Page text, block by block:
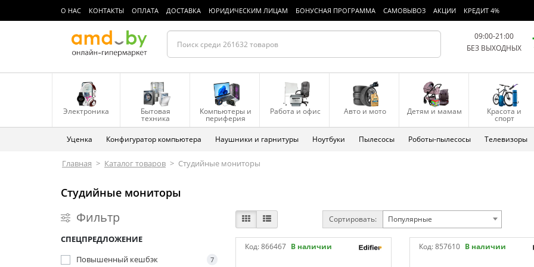
О НАС КОНТАКТЫ ОПЛАТА ДОСТАВКА ЮРИДИЧЕСКИМ ЛИЦАМ БОНУСНАЯ ПРОГРАММА САМОВЫВОЗ АКЦИИ КРЕДИТ 4%
09:00-21:00
БЕЗ ВЫХОДНЫХ
Электроника Бытовая
техника
Компьютеры и
периферия
Работа и офис Авто и мото Детям и мамам Красота и
спорт
Уценка Конфигуратор компьютера Наушники и гарнитуры Ноутбуки Пылесосы Роботы-пылесосы Телевизоры
Главная > Каталог товаров > Студийные мониторы
Студийные мониторы
Фильтр
СПЕЦПРЕДЛОЖЕНИЕ
Повышенный кешбэк
7
Сортировать: Популярные
Код:866467 В наличии Код:857610 В наличии